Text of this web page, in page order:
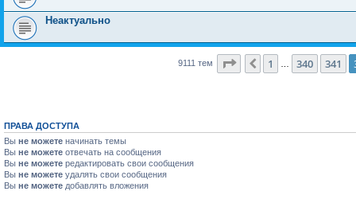
Неактуально
9111 тем Страница 342из 365
Пред.
1 340 341
ПРАВА ДОСТУПА
Вы не можете начинать темы
Вы не можете отвечать на сообщения
Вы не можете редактировать свои сообщения
Вы не можете удалять свои сообщения
Вы не можете добавлять вложения